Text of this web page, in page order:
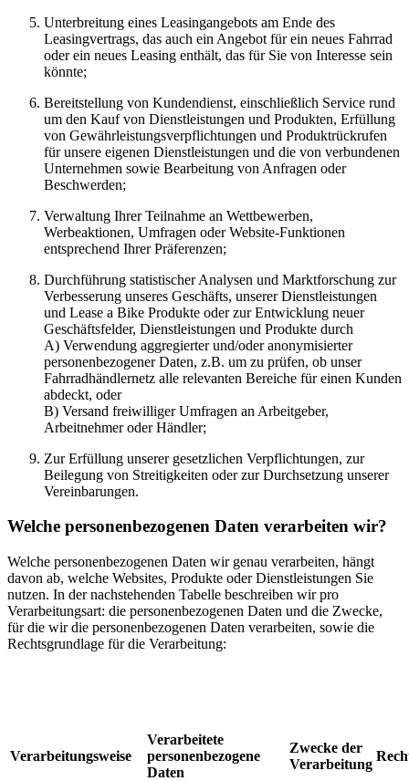
Unterbreitung eines Leasingangebots am Ende des
Leasingvertrags, das auch ein Angebot für ein neues Fahrrad
oder ein neues Leasing enthält, das für Sie von Interesse sein
könnte;
Bereitstellung von Kundendienst, einschließlich Service rund
um den Kauf von Dienstleistungen und Produkten, Erfüllung
von Gewährleistungsverpflichtungen und Produktrückrufen
für unsere eigenen Dienstleistungen und die von verbundenen
Unternehmen sowie Bearbeitung von Anfragen oder
Beschwerden;
Verwaltung Ihrer Teilnahme an Wettbewerben,
Werbeaktionen, Umfragen oder Website-Funktionen
entsprechend Ihrer Präferenzen;
Durchführung statistischer Analysen und Marktforschung zur
Verbesserung unseres Geschäfts, unserer Dienstleistungen
und Lease a Bike Produkte oder zur Entwicklung neuer
Geschäftsfelder, Dienstleistungen und Produkte durch
A) Verwendung aggregierter und/oder anonymisierter
personenbezogener Daten, z.B. um zu prüfen, ob unser
Fahrradhändlernetz alle relevanten Bereiche für einen Kunden
abdeckt, oder
B) Versand freiwilliger Umfragen an Arbeitgeber,
Arbeitnehmer oder Händler;
Zur Erfüllung unserer gesetzlichen Verpflichtungen, zur
Beilegung von Streitigkeiten oder zur Durchsetzung unserer
Vereinbarungen.
Welche personenbezogenen Daten verarbeiten wir?
Welche personenbezogenen Daten wir genau verarbeiten, hängt
davon ab, welche Websites, Produkte oder Dienstleistungen Sie
nutzen. In der nachstehenden Tabelle beschreiben wir pro
Verarbeitungsart: die personenbezogenen Daten und die Zwecke,
für die wir die personenbezogenen Daten verarbeiten, sowie die
Rechtsgrundlage für die Verarbeitung:
Verarbeitungsweise
Verarbeitete
personenbezogene
Daten
Zwecke der
Verarbeitung